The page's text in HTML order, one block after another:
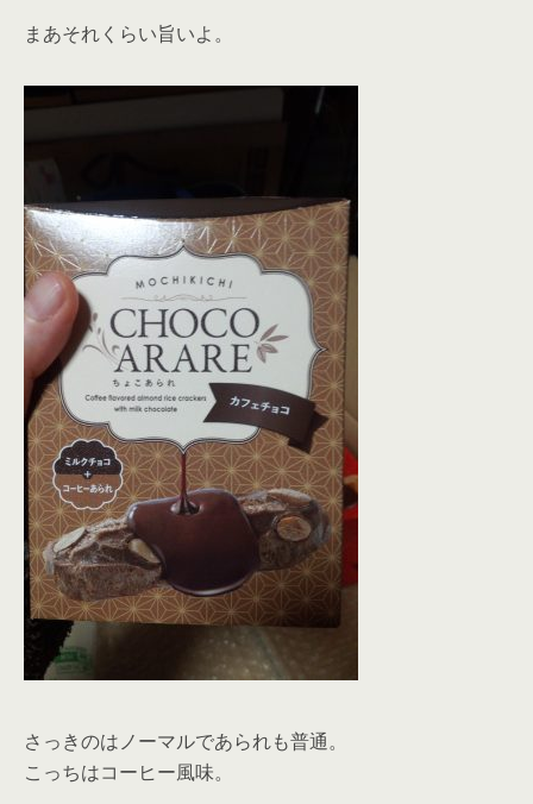
まあそれくらい旨いよ。
さっきのはノーマルであられも普通。
こっちはコーヒー風味。